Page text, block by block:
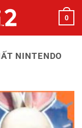
0
NINTENDO